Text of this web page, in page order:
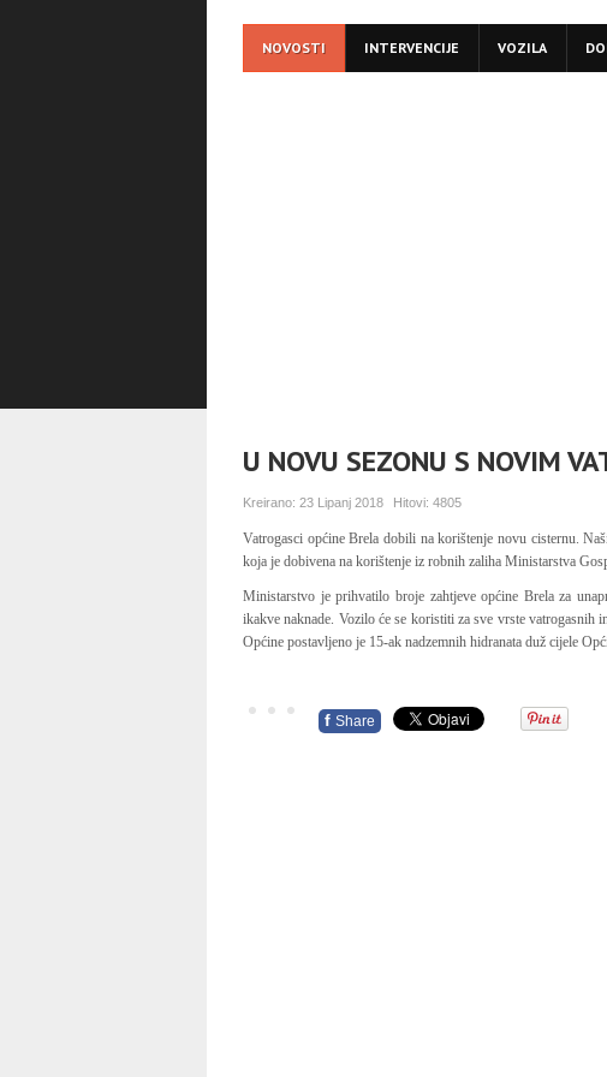
NOVOSTI INTERVENCIJE VOZILA
U NOVU SEZONU S NOVIM
Kreirano: 23 Lipanj 2018 Hitovi: 4805
Vatrogasci općine Brela dobili na korištenje novu cisternu.
koja je dobivena na korištenje iz robnih zaliha Ministarstva
Ministarstvo je prihvatilo broje zahtjeve općine Brela za
ikakve naknade. Vozilo će se koristiti za sve vrste vatrogasnih
Općine postavljeno je 15-ak nadzemnih hidranata duž cijele
f Share